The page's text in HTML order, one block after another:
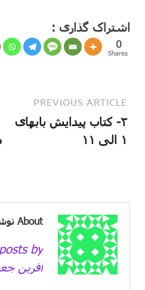
اشتراک گذاری :
0
Shares
PREVIOUS ARTICLE
۲- کتاب پیدایش بابهای
۱ الی ۱۱
About نوشین آفرین جعفری
آفرین